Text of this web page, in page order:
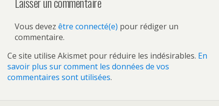
Vous devez être connecté(e) pour rédiger un
commentaire.
Ce site utilise Akismet pour réduire les indésirables. En
savoir plus sur comment les données de vos
commentaires sont utilisées.